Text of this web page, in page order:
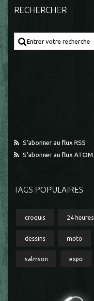
RECHERCHER
S'abonner au flux RSS
S'abonner au flux ATOM
TAGS POPULAIRES
croquis 24 heures
dessins moto
salmson expo